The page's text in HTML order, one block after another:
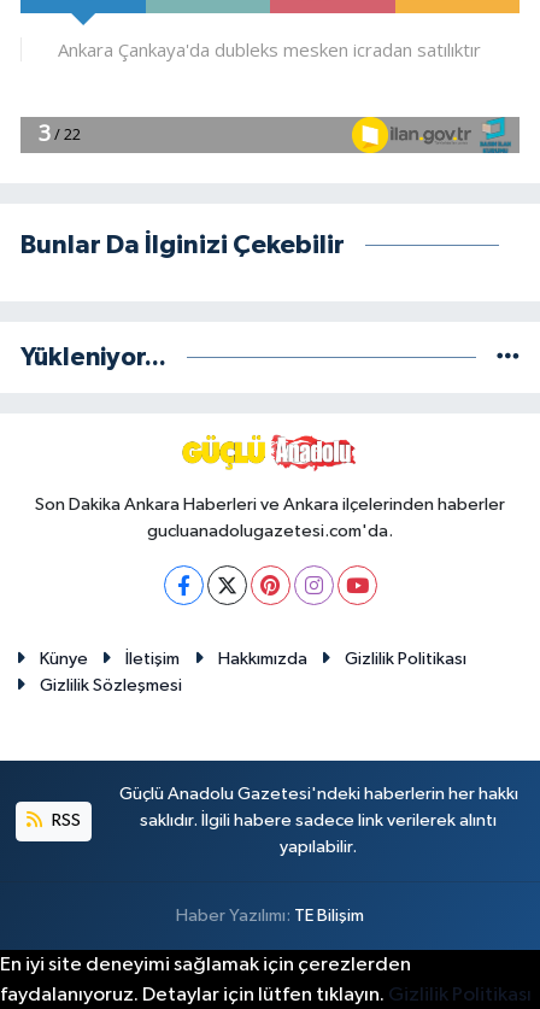
Bunlar Da İlginizi Çekebilir
Yükleniyor...
Son Dakika Ankara Haberleri ve Ankara ilçelerinden haberler
gucluanadolugazetesi.com'da.
Künye İletişim Hakkımızda
Gizlilik Politikası
Gizlilik Sözleşmesi
RSS
Güçlü Anadolu Gazetesi'ndeki haberlerin her hakkı
saklıdır. İlgili habere sadece link verilerek alıntı
yapılabilir.
Haber Yazılımı: TE Bilişim
En iyi site deneyimi sağlamak için çerezlerden
faydalanıyoruz. Detaylar için lütfen tıklayın. Gizlilik Politikası